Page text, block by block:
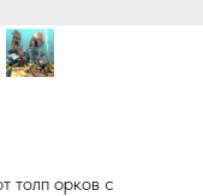
толп орков с